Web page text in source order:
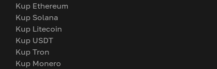
Kup Ethereum
Kup Solana
Kup Litecoin
Kup USDT
Kup Tron
Kup Monero